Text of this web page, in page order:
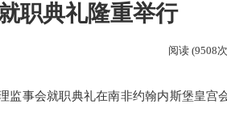
职典礼隆重举行
阅读 (9508
监事会就职典礼在南非约翰内斯堡皇宫